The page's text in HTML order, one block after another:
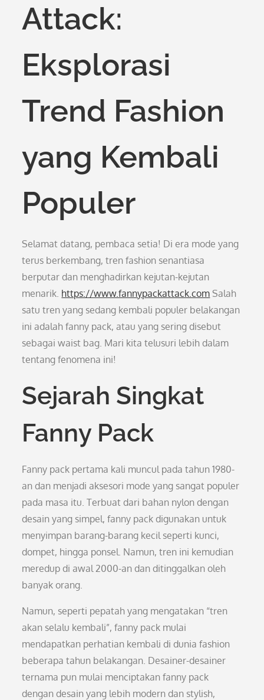
Attack:
Eksplorasi
Trend Fashion
yang Kembali
Populer
Selamat datang, pembaca setia! Di era mode yang
terus berkembang, tren fashion senantiasa
berputar dan menghadirkan kejutan-kejutan
menarik. https://www.fannypackattack.com Salah
satu tren yang sedang kembali populer belakangan
ini adalah fanny pack, atau yang sering disebut
sebagai waist bag. Mari kita telusuri lebih dalam
tentang fenomena ini!
Sejarah Singkat
Fanny Pack
Fanny pack pertama kali muncul pada tahun 1980-
an dan menjadi aksesori mode yang sangat populer
pada masa itu. Terbuat dari bahan nylon dengan
desain yang simpel, fanny pack digunakan untuk
menyimpan barang-barang kecil seperti kunci,
dompet, hingga ponsel. Namun, tren ini kemudian
meredup di awal 2000-an dan ditinggalkan oleh
banyak orang.
Namun, seperti pepatah yang mengatakan “tren
akan selalu kembali”, fanny pack mulai
mendapatkan perhatian kembali di dunia fashion
beberapa tahun belakangan. Desainer-desainer
ternama pun mulai menciptakan fanny pack
dengan desain yang lebih modern dan stylish,